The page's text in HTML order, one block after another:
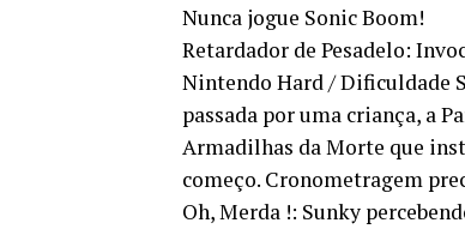
Nunca jogue Sonic Boom!
Retardador de Pesadelo:
Nintendo Hard / Dificuldade
passada por uma criança, a
Armadilhas da Morte que
começo. Cronometragem
Oh, Merda !: Sunky